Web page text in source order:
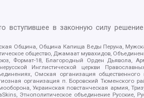
вступившее в законную силу
Община, Община Капища Веды Перуна,
общество, Джамаат мувахидов,
Формат-18, Благородный Орден Дьявола,
Инглистической церкви
Омская организация общественного
организация п. Боровский Тюменского
Украинская повстанческая армия,
Этнополитическое объединение Русские,